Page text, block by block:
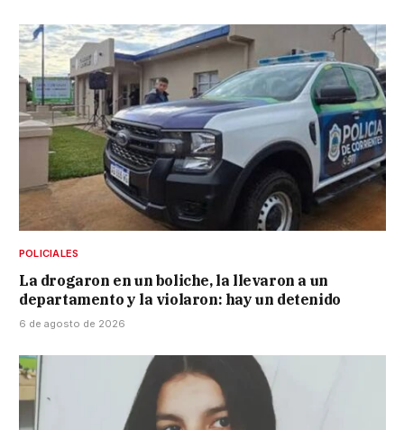
POLICIALES
La drogaron en un boliche, la llevaron a un
departamento y la violaron: hay un detenido
6 de agosto de 2026